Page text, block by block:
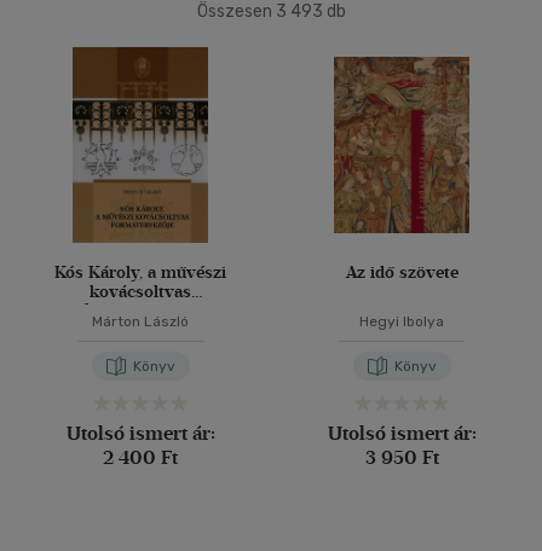
Korosztály szerint
Felnőtt(203)
Nyelv szerint
Magyar(152)
Angol(22)
Angol - német - francia -
Francia
Német(15)
Összesen 3 493 db
Kós Károly, a művészi
kovácsoltvas
formatervezője
Márton László
Könyv
Utolsó ismert ár:
2 400 Ft
Az idő szövete
Hegyi Ibolya
Könyv
Utolsó ismert ár:
3 950 Ft